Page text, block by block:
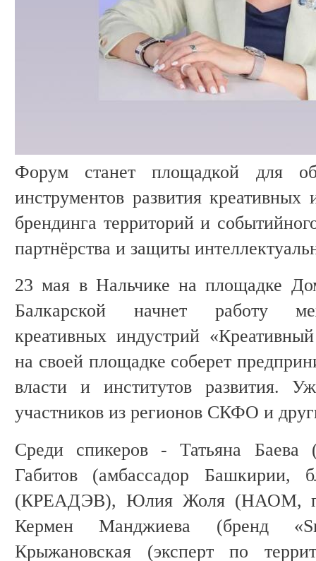
Форум станет площадкой для
инструментов развития креативных
брендинга территорий и
партнёрства и защиты
23 мая в Нальчике на площадке
Балкарской начнет работу
креативных индустрий
на своей площадке соберет
власти и институтов развития.
участников из регионов СКФО и
Среди спикеров - Татьяна
Габитов (амбассадор Башкирии,
(КРЕАДЭВ), Юлия Жоля (НАОМ,
Кермен Манджиева (бренд
Крыжановская (эксперт по